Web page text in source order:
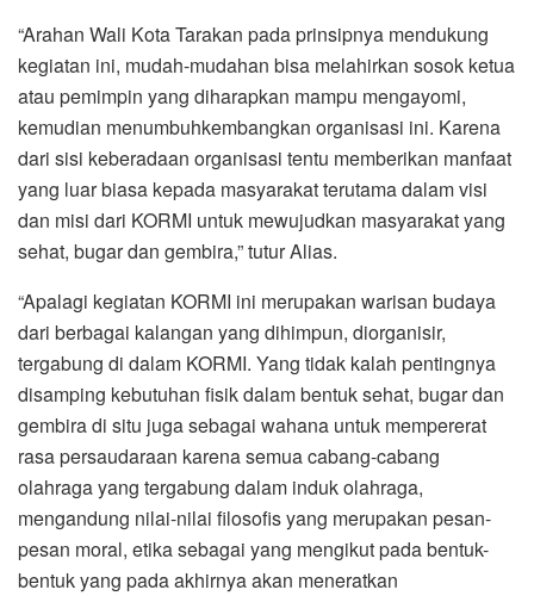
“Arahan Wali Kota Tarakan pada prinsipnya mendukung
kegiatan ini, mudah-mudahan bisa melahirkan sosok ketua
atau pemimpin yang diharapkan mampu mengayomi,
kemudian menumbuhkembangkan organisasi ini. Karena
dari sisi keberadaan organisasi tentu memberikan manfaat
yang luar biasa kepada masyarakat terutama dalam visi
dan misi dari KORMI untuk mewujudkan masyarakat yang
sehat, bugar dan gembira,” tutur Alias.
“Apalagi kegiatan KORMI ini merupakan warisan budaya
dari berbagai kalangan yang dihimpun, diorganisir,
tergabung di dalam KORMI. Yang tidak kalah pentingnya
disamping kebutuhan fisik dalam bentuk sehat, bugar dan
gembira di situ juga sebagai wahana untuk mempererat
rasa persaudaraan karena semua cabang-cabang
olahraga yang tergabung dalam induk olahraga,
mengandung nilai-nilai filosofis yang merupakan pesan-
pesan moral, etika sebagai yang mengikut pada bentuk-
bentuk yang pada akhirnya akan meneratkan